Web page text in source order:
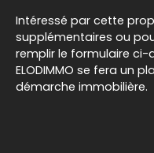
Intéressé par cette
supplémentaires ou
remplir le formulaire ci-
ELODIMMO se fera un
démarche immobilière.